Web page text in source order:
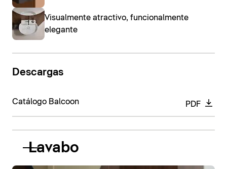
Visualmente atractivo, funcionalmente
elegante
Descargas
Catálogo Balcoon PDF
Lavabo